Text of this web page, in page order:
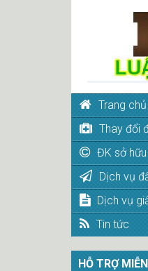
Trang chủ
Thay đổi
ĐK sở
Dịch vụ
Dịch vụ
Tin tức
HỖ TRỢ